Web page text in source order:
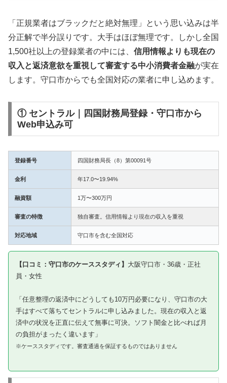
「正規業者はブラックだと絶対無理」という思い込みは半
分正解で半分誤りです。大手はほぼ無理です。しかし全国
1,500社以上の登録業者の中には、 信用情報よりも現在の
収入と返済意欲を重視して審査する中小消費者金融が実在
します。守口市からでも全国対応の業者に申し込めます。
① セントラル｜四国財務局登録・守口市から
Web申込み可
登録番号 四国財務局長（8）第00091号
金利 年17.0〜19.94%
融資額 1万〜300万円
審査の特徴 独自審査。信用情報より現在の収入を重視
対応地域 守口市を含む全国対応
【口コミ：守口市のケーススタディ】 大阪守口市・36歳・正社
員・女性
「任意整理の返済中にどうしても10万円必要になり、守口市の大
手はすべて落ちてセントラルに申し込みました。現在の収入と返
済中の状況を正直に伝えて無事に可決。ソフト闇金と比べれば月
の負担がまったく違います」
※ケーススタディです。審査通過を保証するものではありません